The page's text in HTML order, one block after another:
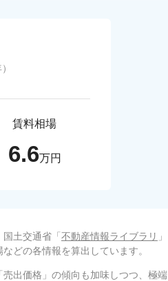
賃料相場
6.6万円
土交通省「 不動産情報ライブラリ 」
どの各情報を算出しています。
出価格」の傾向も加味しつつ、極端